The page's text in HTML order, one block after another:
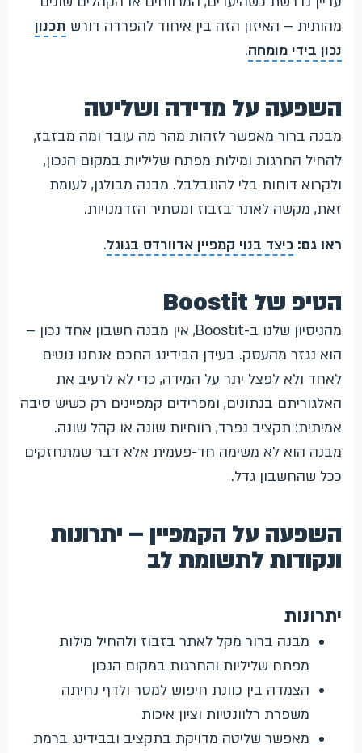
מהותית – האיזון הזה בין איחוד להפרדה דורש תכנון
נכון בידי מומחה.
השפעה על מדידה ושליטה
מבנה ברור מאפשר לזהות מהר מה עובד ומה מבזבז,
להחיל החרגות ומילות מפתח שליליות במקום הנכון,
ולקרוא דוחות בלי להתבלבל. מבנה מבולגן, לעומת
זאת, מקשה לאתר בזבוז ומסתיר הזדמנויות.
ראו גם: כיצד בנוי קמפיין אדוורדס בגוגל.
הטיפ של Boostit
מהניסיון שלנו ב-Boostit, אין מבנה חשבון אחד נכון –
הוא נגזר מהעסק. בעידן הבידינג החכם אנחנו נוטים
לאחד ולא לפצל יתר על המידה, כדי לא לרעיב את
האלגוריתם בנתונים, ומפרידים קמפיינים רק כשיש סיבה
אמיתית: תקציב נפרד, רווחיות שונה או קהל שונה.
מבנה הוא לא משימה חד-פעמית אלא דבר שמתחזקים
ככל שהחשבון גדל.
השפעה על הקמפיין – יתרונות
ונקודות לתשומת לב
יתרונות
מבנה ברור מקל לאתר בזבוז ולהחיל מילות
מפתח שליליות והחרגות במקום הנכון
הצמדה בין כוונת חיפוש למסר ולדף נחיתה
משפרת רלוונטיות וציון איכות
מאפשר שליטה מדויקת בתקציב ובבידינג ברמת